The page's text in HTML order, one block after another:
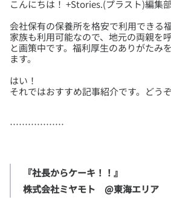
会社保有の保養所を格安で利用できる
家族も利用可能なので、地元の両親を
と画策中です。福利厚生のありがたみ
はい！
『社長からケーキ！！』
株式会社ミヤモト　@東海エリア